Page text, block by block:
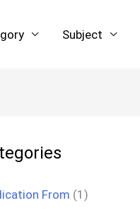
Subject
From (1)